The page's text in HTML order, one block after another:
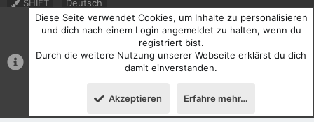
SHIFT
Deutsch
Nutzungsbedingungen
Datenschutz Hilfe und Impressum
S
S
Diese Seite verwendet Cookies, um Inhalte zu personalisieren
und dich nach einem Login angemeldet zu halten, wenn du
registriert bist.
Durch die weitere Nutzung unserer Webseite erklärst du dich
damit einverstanden.
Akzeptieren Erfahre mehr…